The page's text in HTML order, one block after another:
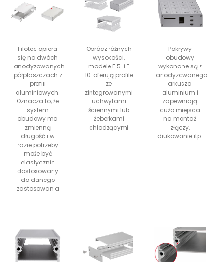
Filotec opiera
się na dwóch
anodyzowanych
półpłaszczach z
profili
aluminiowych.
Oznacza to, że
system
obudowy ma
zmienną
długość i w
razie potrzeby
może być
elastycznie
dostosowany
do danego
zastosowania
Oprócz różnych
wysokości,
modele F 5. i F
10. oferują profile
ze
zintegrowanymi
uchwytami
ściennymi lub
żeberkami
chłodzącymi
Pokrywy
obudowy
wykonane są z
anodyzowanego
arkusza
aluminium i
zapewniają
dużo miejsca
na montaż
złączy,
drukowanie itp.